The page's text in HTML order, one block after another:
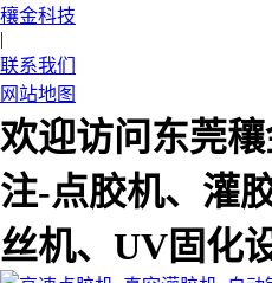
穰金科技
|
联系我们
网站地图
欢迎访问东莞
注-点胶机、灌
丝机、UV固化